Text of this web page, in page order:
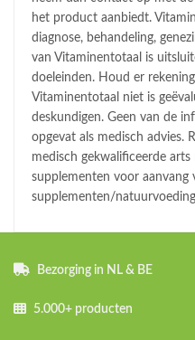
het product aanbiedt.
diagnose, behandeling,
van Vitaminentotaal is
doeleinden. Houd er
Vitaminentotaal niet is
deskundigen. Geen van de
opgevat als medisch advies.
medisch gekwalificeerde
supplementen voor aanvang
supplementen/
Bezorging in NL & BE
5.000+ producten